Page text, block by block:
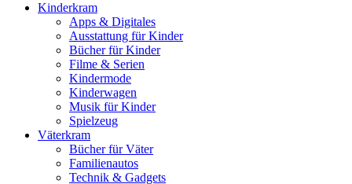
Kinderkram
Apps & Digitales
Ausstattung für Kinder
Bücher für Kinder
Filme & Serien
Kindermode
Kinderwagen
Musik für Kinder
Spielzeug
Väterkram
Bücher für Väter
Familienautos
Technik & Gadgets